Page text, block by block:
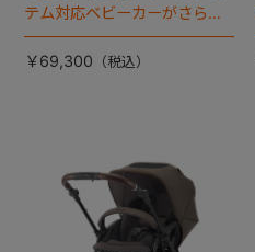
テム対応ベビーカーがさらに
進化！
￥69,300